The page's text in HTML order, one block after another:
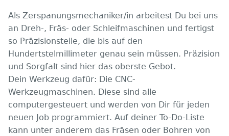
Als Zerspanungsmechaniker/in arbeitest Du bei uns
an Dreh-, Fräs- oder Schleifmaschinen und fertigst
so Präzisionsteile, die bis auf den
Hundertstelmillimeter genau sein müssen. Präzision
und Sorgfalt sind hier das oberste Gebot.
Dein Werkzeug dafür: Die CNC-
Werkzeugmaschinen. Diese sind alle
computergesteuert und werden von Dir für jeden
neuen Job programmiert. Auf deiner To-Do-Liste
kann unter anderem das Fräsen oder Bohren von